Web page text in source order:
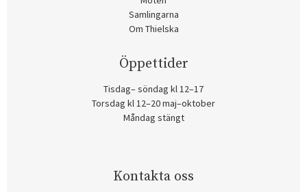
Samlingarna
Om Thielska
Öppettider
Tisdag– söndag kl 12–17
Torsdag kl 12–20 maj–oktober
Måndag stängt
Kontakta oss